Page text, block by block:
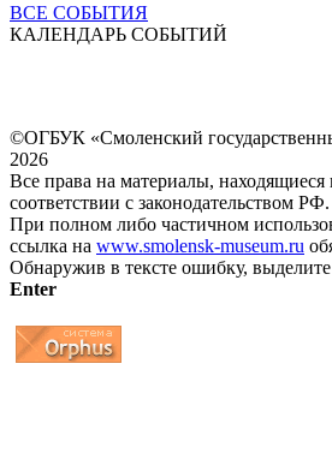
ВСЕ СОБЫТИЯ
КАЛЕНДАРЬ СОБЫТИЙ
©ОГБУК «Смоленский
2026
Все права на материалы, находящиеся
соответствии с законодательством РФ.
При полном либо частичном
ссылка на www.smolensk-museum.ru
Обнаружив в тексте ошибку,
Enter